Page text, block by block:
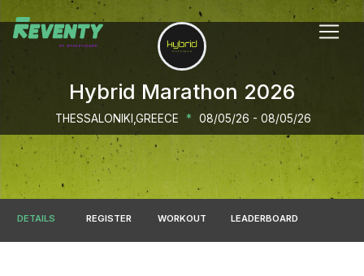
Hybrid Marathon 2026
THESSALONIKI,GREECE * 08/05/26 - 08/05/26
DETAILS REGISTER WORKOUT LEADERBOARD